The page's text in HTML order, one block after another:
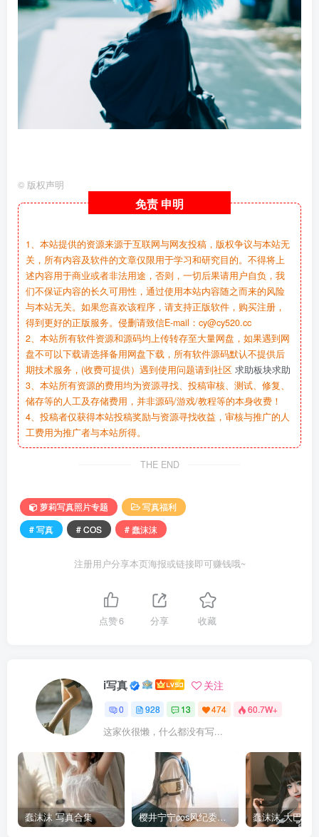
© 版权声明
免责 申明
1、本站提供的资源来源于互联网与网友投稿，版权争议与本站无
关，所有内容及软件的文章仅限用于学习和研究目的。不得将上
述内容用于商业或者非法用途，否则，一切后果请用户自负，我
们不保证内容的长久可用性，通过使用本站内容随之而来的风险
与本站无关。如果您喜欢该程序，请支持正版软件，购买注册，
得到更好的正版服务。侵删请致信E-mail：cy@cy520.cc
2、本站所有软件资源和源码均上传转存至大量网盘，如果遇到网
盘不可以下载请选择备用网盘下载，所有软件源码默认不提供后
期技术服务，(收费可提供）遇到使用问题请到社区 求助板块求助
3、本站所有资源的费用均为资源寻找、投稿审核、测试、修复、
储存等的人工及存储费用，并非源码/游戏/教程等的本身收费！
4、投稿者仅获得本站投稿奖励与资源寻找收益，审核与推广的人
工费用为推广者与本站所得。
THE END
萝莉写真照片专题
写真福利
# 写真
# COS # 蠢沫沫
注册用户分享本页海报或链接即可赚钱哦~
点赞6 分享 收藏
i写真 关注
0 928 13 474 60.7W+
这家伙很懒，什么都没有写...
蠢沫沫 写真合集 樱井宁宁cos风纪委员写真套图